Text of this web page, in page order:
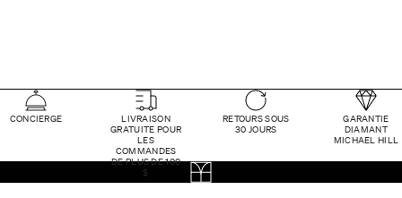
CONCIERGE
LIVRAISON
GRATUITE POUR
LES
COMMANDES
DE PLUS DE 100
$
RETOURS SOUS
30 JOURS
GARANTIE
DIAMANT
MICHAEL HILL